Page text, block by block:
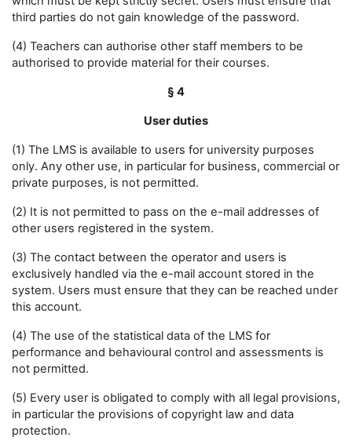
third parties do not gain knowledge of the password.
(4) Teachers can authorise other staff members to be
authorised to provide material for their courses.
§ 4
User duties
(1) The LMS is available to users for university purposes
only. Any other use, in particular for business, commercial or
private purposes, is not permitted.
(2) It is not permitted to pass on the e-mail addresses of
other users registered in the system.
(3) The contact between the operator and users is
exclusively handled via the e-mail account stored in the
system. Users must ensure that they can be reached under
this account.
(4) The use of the statistical data of the LMS for
performance and behavioural control and assessments is
not permitted.
(5) Every user is obligated to comply with all legal provisions,
in particular the provisions of copyright law and data
protection.